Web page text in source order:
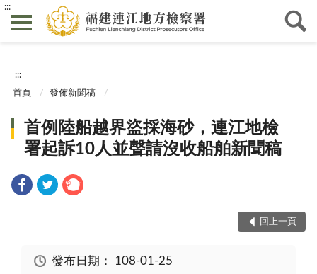
:::
:::
首頁 發佈新聞稿
首例陸船越界盜採海砂，連江地檢
署起訴10人並聲請沒收船舶新聞稿
回上一頁
發布日期： 108-01-25